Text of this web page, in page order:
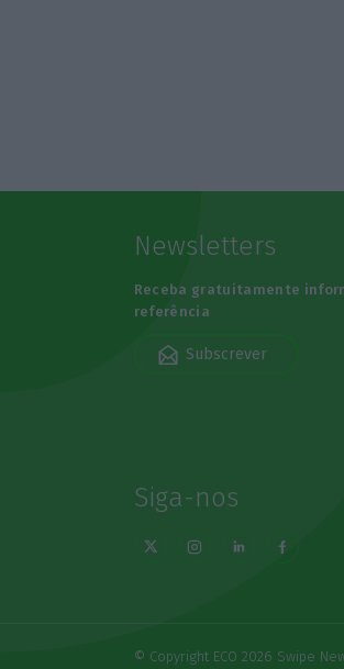
Newsletters
Receba gratuitamente
referência
Subscrever
Siga-nos
© Copyright ECO 2026 Swipe